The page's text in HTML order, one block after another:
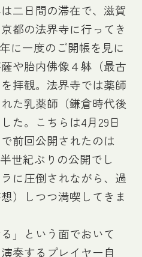
二日間の滞在で、滋賀
都の法界寺に行ってき
に一度のご開帳を見に
や胎内佛像４躰（最古
拝観。法界寺では薬師
た乳薬師（鎌倉時代後
た。こちらは4月29日
前回公開されたのは
世紀ぶりの公開でし
に圧倒されながら、過
）しつつ満喫してきま
」という面でおいて
奏するプレイヤー自